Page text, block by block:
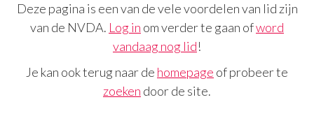
Deze pagina is een van de vele voordelen van lid zijn
van de NVDA. Log in om verder te gaan ofword
vandaag nog lid!
Je kan ook terug naar de homepage of probeer te
zoeken door de site.